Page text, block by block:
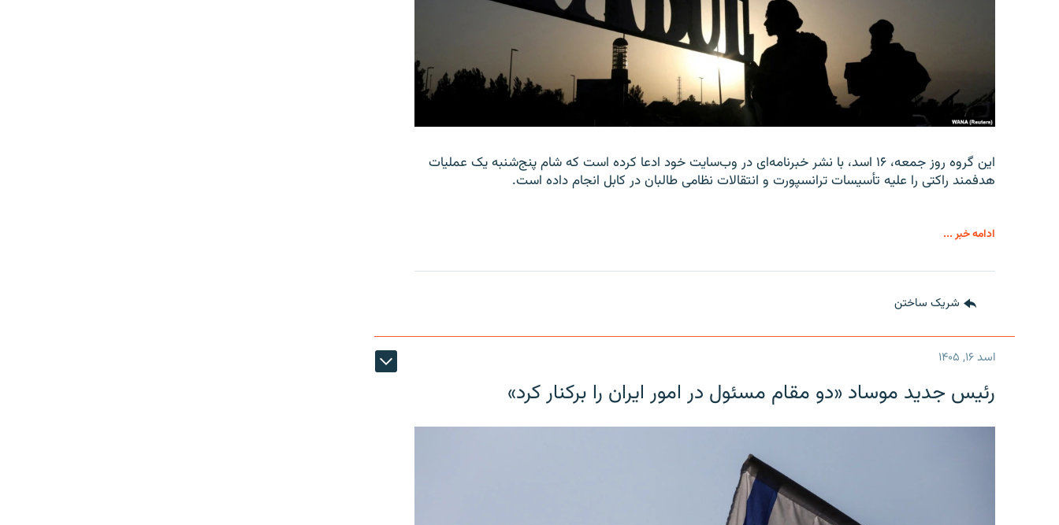
این گروه روز جمعه، ۱۶ اسد، با نشر خبرنامه‌ای در وب‌سایت خود ادعا کرده است که شام پنج‌شنبه یک عملیات
هدفمند راکتی را علیه تأسیسات ترانسپورت و انتقالات نظامی طالبان در کابل انجام داده است.
ادامه خبر ...
شریک ساختن
اسد ۱۶, ۱۴۰۵
رئیس جدید موساد «دو مقام مسئول در امور ایران را برکنار کرد»